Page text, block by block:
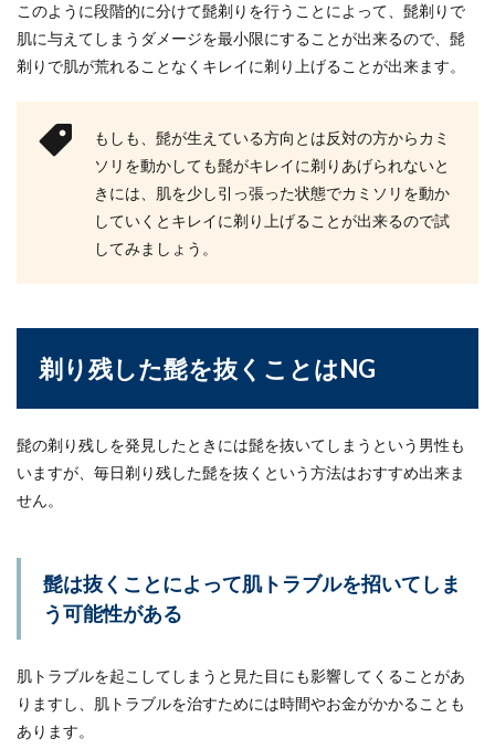
このように段階的に分けて髭剃りを行うことによって、髭剃りで
肌に与えてしまうダメージを最小限にすることが出来るので、髭
剃りで肌が荒れることなくキレイに剃り上げることが出来ます。
もしも、髭が生えている方向とは反対の方からカミ
ソリを動かしても髭がキレイに剃りあげられないと
きには、肌を少し引っ張った状態でカミソリを動か
していくとキレイに剃り上げることが出来るので試
してみましょう。
剃り残した髭を抜くことはNG
髭の剃り残しを発見したときには髭を抜いてしまうという男性も
いますが、毎日剃り残した髭を抜くという方法はおすすめ出来ま
せん。
髭は抜くことによって肌トラブルを招いてしま
う可能性がある
肌トラブルを起こしてしまうと見た目にも影響してくることがあ
りますし、肌トラブルを治すためには時間やお金がかかることも
あります。